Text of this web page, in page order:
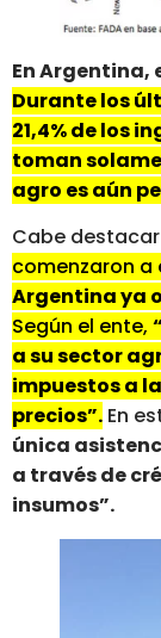
En Argentina,
Durante los
21,4% de los
toman
agro es aún
Cabe destacar
comenzaron a
Argentina ya
Según el ente,
a su sector
impuestos a
precios”. En
única
a través de
insumos”.